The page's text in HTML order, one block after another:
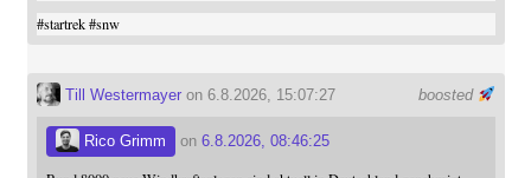
#startrek #snw
boosted
Till Westermayeron 6.8.2026, 15:07:27
Rico Grimm on 6.8.2026, 08:46:25